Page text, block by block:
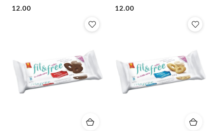
(6x17g) KUBARA
Cena:
12.00
KUBARA
Cena:
12.00